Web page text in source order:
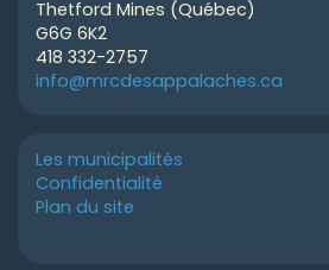
Thetford Mines (Québec)
G6G 6K2
418 332-2757
info@mrcdesappalaches.ca
Les municipalités
Confidentialité
Plan du site